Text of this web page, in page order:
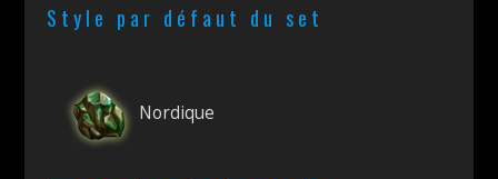
Style par défaut du set
Nordique